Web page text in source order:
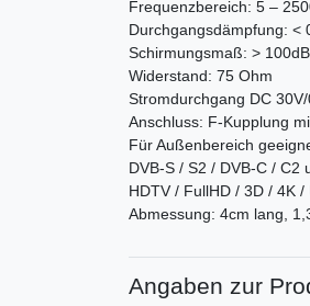
Frequenzbereich: 5 –
Durchgangsdämpfung: <
Schirmungsmaß: > 100dB
Widerstand: 75 Ohm
Stromdurchgang DC
Anschluss: F-Kupplung
Für Außenbereich
DVB-S / S2 / DVB-C / C2
HDTV / FullHD / 3D / 4K
Abmessung: 4cm lang,
Angaben zur